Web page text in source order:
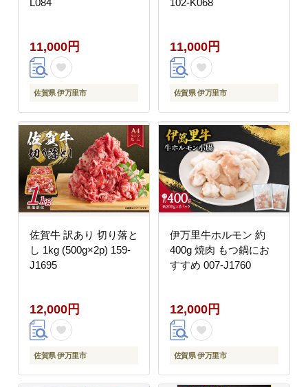
11,000円
佐賀県 伊万里市
11,000円
佐賀県 伊万里市
佐賀牛 訳あり 切り落と
し 1kg (500g×2p) 159-
J1695
12,000円
佐賀県 伊万里市
伊万里牛ホルモン 約
400g 焼肉 もつ鍋にお
すすめ 007-J1760
12,000円
佐賀県 伊万里市